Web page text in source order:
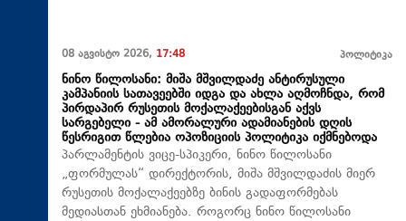
08 აგვისტო 2026, 17:48 პოლიტიკა
ნინო წილოსანი: მიშა მშვილდაძე ანტირუსული
კამპანიის სათავეებში იდგა და ახლა აღმოჩნდა, რომ
პირდაპირ რუსეთის მოქალაქეებისგან აქვს
სარგებელი - ამ ამორალური ადამიანების დღის
წესრიგით წლებია ოპოზიციის პოლიტიკა იქმნებოდა
პარლამენტის ვიცე-სპიკერი, ნინო წილოსანი
„ფორმულას“ დირექტორის, მიშა მშვილდაძის მიერ
რუსეთის მოქალაქეებზე ბინის გადაფორმებას
მედიასთან ეხმიანება. როგორც ნინო წილოსანი